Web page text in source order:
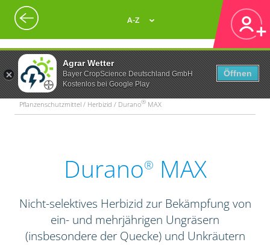
Agrar Wetter
Bayer CropScience Deutschland GmbH
Kostenlos bei Google Play
Öffnen
A-Z
Pflanzenschutzmittel / Herbizid / Durano® MAX
Durano® MAX
Nicht-selektives Herbizid zur Bekämpfung von
ein- und mehrjährigen Ungräsern
(insbesondere der Quecke) und Unkräutern